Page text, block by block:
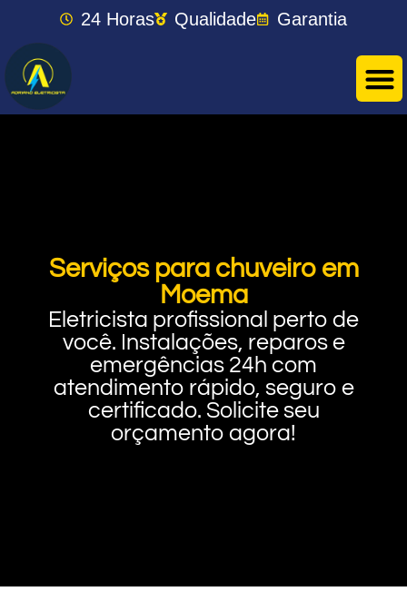
24 Horas Qualidade Garantia
Serviços para chuveiro em
Moema
Eletricista profissional perto de
você. Instalações, reparos e
emergências 24h com
atendimento rápido, seguro e
certificado. Solicite seu
orçamento agora!